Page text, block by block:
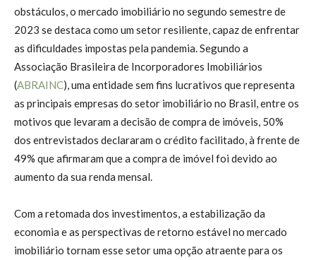
obstáculos, o mercado imobiliário no segundo semestre de
2023 se destaca como um setor resiliente, capaz de enfrentar
as dificuldades impostas pela pandemia. Segundo a
Associação Brasileira de Incorporadores Imobiliários
(ABRAINC), uma entidade sem fins lucrativos que representa
as principais empresas do setor imobiliário no Brasil, entre os
motivos que levaram a decisão de compra de imóveis, 50%
dos entrevistados declararam o crédito facilitado, à frente de
49% que afirmaram que a compra de imóvel foi devido ao
aumento da sua renda mensal.
Com a retomada dos investimentos, a estabilização da
economia e as perspectivas de retorno estável no mercado
imobiliário tornam esse setor uma opção atraente para os